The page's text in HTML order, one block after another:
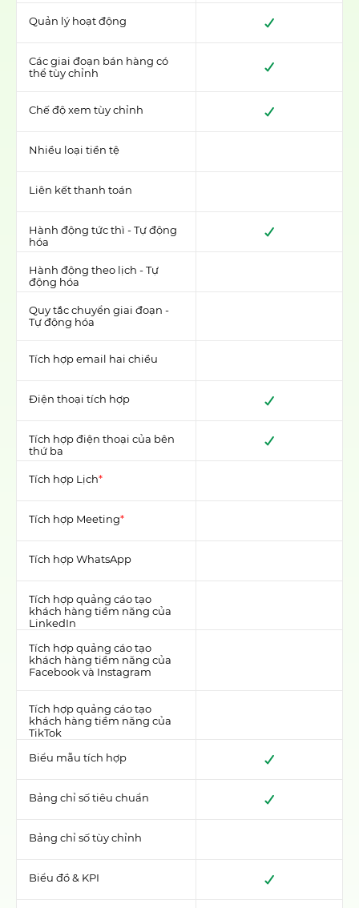
Quản lý hoạt động
Các giai đoạn bán hàng có
thể tùy chỉnh
Chế độ xem tùy chỉnh
Nhiều loại tiền tệ
Liên kết thanh toán
Hành động tức thì - Tự động
hóa
Hành động theo lịch - Tự
động hóa
Quy tắc chuyển giai đoạn -
Tự động hóa
Tích hợp email hai chiều
Điện thoại tích hợp
Tích hợp điện thoại của bên
thứ ba
Tích hợp Lịch*
Tích hợp Meeting*
Tích hợp WhatsApp
Tích hợp quảng cáo tạo
khách hàng tiềm năng của
LinkedIn
Tích hợp quảng cáo tạo
khách hàng tiềm năng của
Facebook và Instagram
Tích hợp quảng cáo tạo
khách hàng tiềm năng của
TikTok
Biểu mẫu tích hợp
Bảng chỉ số tiêu chuẩn
Bảng chỉ số tùy chỉnh
Biểu đồ & KPI